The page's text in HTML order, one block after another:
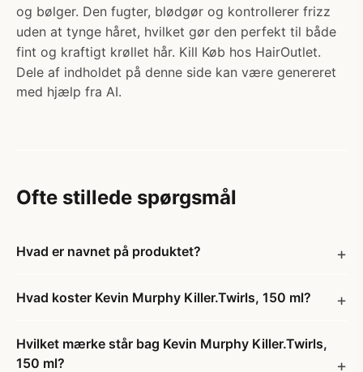
og bølger. Den fugter, blødgør og kontrollerer frizz
uden at tynge håret, hvilket gør den perfekt til både
fint og kraftigt krøllet hår. Kill Køb hos HairOutlet.
Dele af indholdet på denne side kan være genereret
med hjælp fra AI.
Ofte stillede spørgsmål
Hvad er navnet på produktet?
Hvad koster Kevin Murphy Killer.Twirls, 150 ml?
Hvilket mærke står bag Kevin Murphy Killer.Twirls,
150 ml?